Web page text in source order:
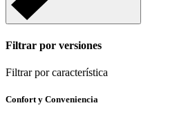
Filtrar por versiones
Filtrar por característica
Confort y Conveniencia